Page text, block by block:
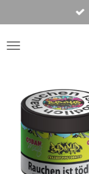
Hauptinhalt
springen